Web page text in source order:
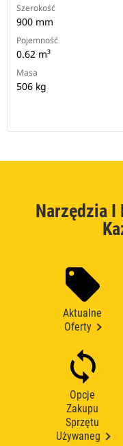
Szerokość
900 mm
Pojemność
0.62 m³
Masa
506 kg
Narzędzia I
Aktualne
Oferty
Opcje
Zakupu
Sprzętu
Używaneg